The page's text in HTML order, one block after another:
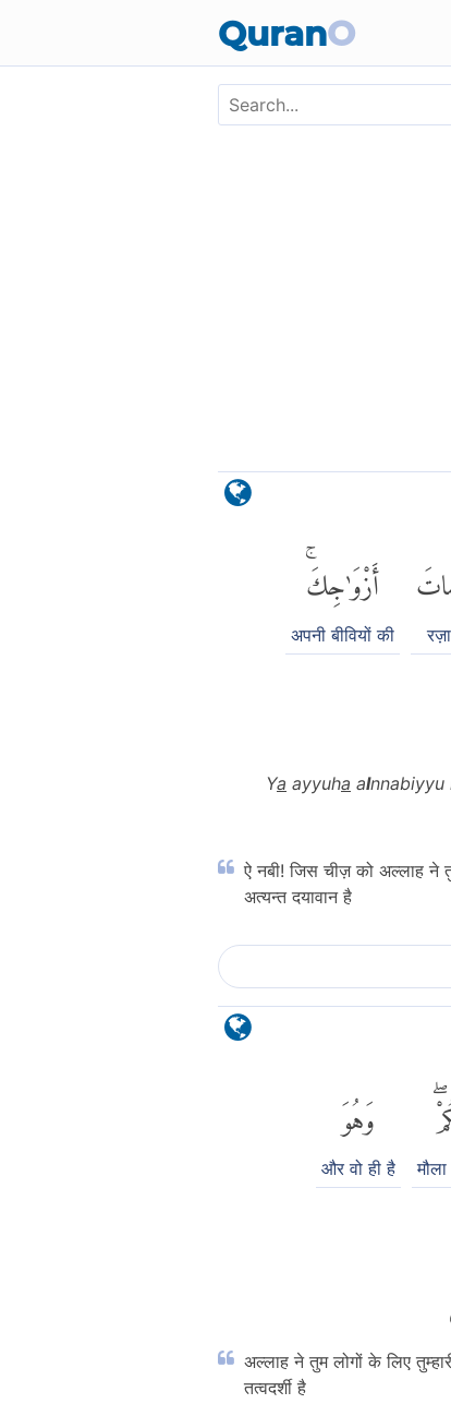
QuranO
أَزْوَٰجِكَۚ
अपनी बीवियों की
Ya ayyuha alnnabiyyu
ऐ नबी! जिस चीज़ को अल्लाह ने
अत्यन्त दयावान है
وَهُوَ
और वो ही है
अल्लाह ने तुम लोगों के लिए
तत्वदर्शी है